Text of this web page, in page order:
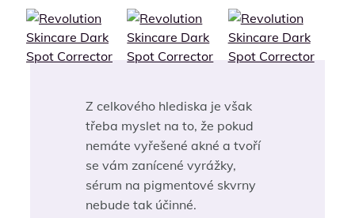
Z celkového hlediska je však
třeba myslet na to, že pokud
nemáte vyřešené akné a tvoří
se vám zanícené vyrážky,
sérum na pigmentové skvrny
nebude tak účinné.